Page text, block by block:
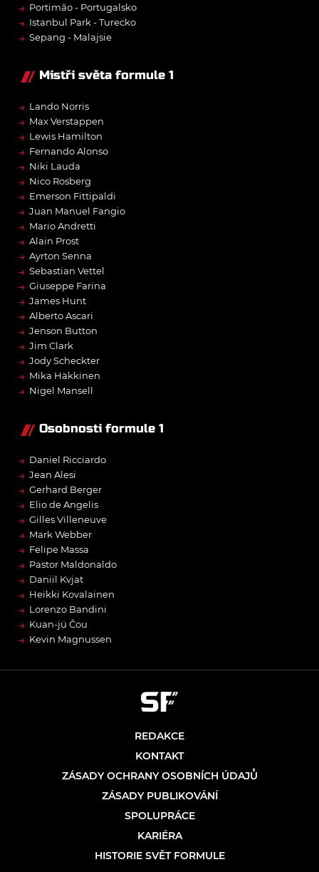
→ Portimão - Portugalsko
→ Istanbul Park - Turecko
→ Sepang - Malajsie
Mistři světa formule 1
→ Lando Norris
→ Max Verstappen
→ Lewis Hamilton
→ Fernando Alonso
→ Niki Lauda
→ Nico Rosberg
→ Emerson Fittipaldi
→ Juan Manuel Fangio
→ Mario Andretti
→ Alain Prost
→ Ayrton Senna
→ Sebastian Vettel
→ Giuseppe Farina
→ James Hunt
→ Alberto Ascari
→ Jenson Button
→ Jim Clark
→ Jody Scheckter
→ Mika Häkkinen
→ Nigel Mansell
Osobnosti formule 1
→ Daniel Ricciardo
→ Jean Alesi
→ Gerhard Berger
→ Elio de Angelis
→ Gilles Villeneuve
→ Mark Webber
→ Felipe Massa
→ Pastor Maldonaldo
→ Daniil Kvjat
→ Heikki Kovalainen
→ Lorenzo Bandini
→ Kuan-jü Čou
→ Kevin Magnussen
REDAKCE
KONTAKT
ZÁSADY OCHRANY OSOBNÍCH ÚDAJŮ
ZÁSADY PUBLIKOVÁNÍ
SPOLUPRÁCE
KARIÉRA
HISTORIE SVĚT FORMULE